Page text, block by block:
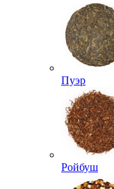
Пуэр
Ройбуш